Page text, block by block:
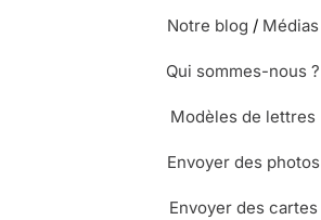
Notre blog / Médias
Qui sommes-nous ?
Modèles de lettres
Envoyer des photos
Envoyer des cartes